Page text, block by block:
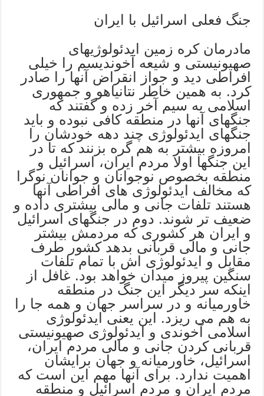
جنگ فعلی اسرائیل با ایران
مادرمان کره زمین ایدئولوژیهای
صهیونیستی و شیعه آخوندیسم را خیلی
افراطی دید و جواز انقراض آنها را صادر
کرد. به همین خاطر نتانیاهو و جمهوری
اسلامی به سیم آخر زده و گفتند که
جنگهای آنها در منطقه کافی نبوده و باید
جنگهای ایدئولوژی چند دهه خودشان را
امروزه بیشتر به هم گره بزنند که تا در
این جنگها اولا مردم ایران، اسرائیل و
منطقه بخصوص نوجوانان و جوانان نوگرا
که مخالف ايدئولوژی های افراطی آنها
هستند تلفات جانی و مالی بیشتری داده و
ضعیف تر شوند. دوم در جنگهای اسرائیل
و ایران هر کشوری که مردمش بیشتر
جانی و مالی قربانی بدهد کشور طرف
مقابل و ایدئولوژی اش با تمام تلفات
سنگین پیروز میدان خواهد بود. غافل از
اینکه سر دیگر این جنگ در منطقه
خاورمیانه و در سراسر جهان و همه جا را
به هم می ریزد. این یعنی ایدئولوژی
اسلامی آخوندی و ایدئولوژی صهیونیستی
قربانی کردن جانی و مالی مردم ایران،
اسرائیل، خاورمیانه و جهان برایشان
اهمیت ندارد. برای آنها مهم این است که
مردم ایران و مردم اسرائیل و منطقه